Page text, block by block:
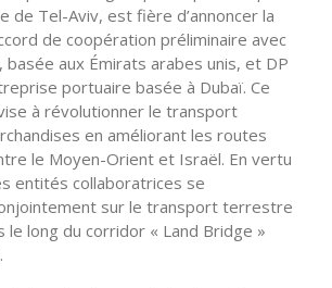
de Tel-Aviv, est fière d’annoncer la
de coopération préliminaire avec
basée aux Émirats arabes unis, et DP
portuaire basée à Dubaï. Ce
à révolutionner le transport
en améliorant les routes
le Moyen-Orient et Israël. En vertu
entités collaboratrices se
sur le transport terrestre
le long du corridor « Land Bridge »